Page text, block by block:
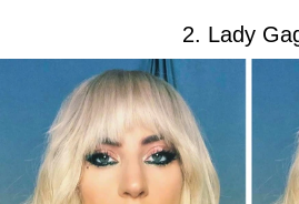
2. Lady